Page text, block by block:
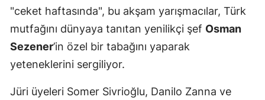
"ceket haftasında", bu akşam yarışmacılar, Türk
mutfağını dünyaya tanıtan yenilikçi şef Osman
Sezener’in özel bir tabağını yaparak
yeteneklerini sergiliyor.
Jüri üyeleri Somer Sivrioğlu, Danilo Zanna ve